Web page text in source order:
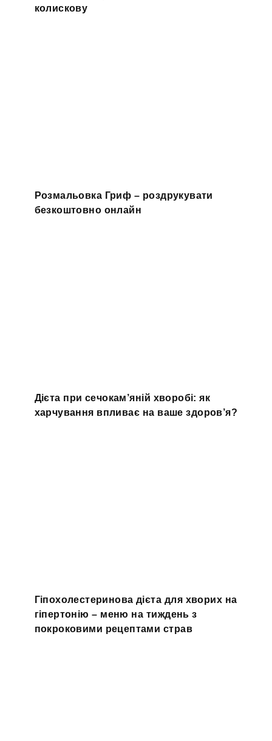
колискову
Розмальовка Гриф – роздрукувати
безкоштовно онлайн
Дієта при сечокам’яній хворобі: як
харчування впливає на ваше здоров’я?
Гіпохолестеринова дієта для хворих на
гіпертонію – меню на тиждень з
покроковими рецептами страв